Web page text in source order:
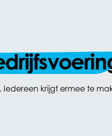
krijgt ermee te